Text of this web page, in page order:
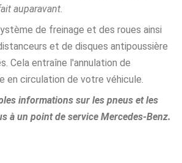
auparavant.
de freinage et des roues ainsi
et de disques antipoussière
Cela entraîne l'annulation de
en circulation de votre véhicule.
informations sur les pneus et les
à un point de service Mercedes-Benz.